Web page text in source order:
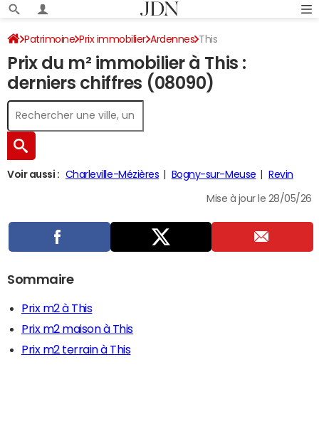
Patrimoine Prix immobilier Ardennes This
Prix du m² immobilier à This :
derniers chiffres (08090)
Voir aussi : Charleville-Mézières Bogny-sur-Meuse Revin
Mise à jour le 28/05/26
Sommaire
Prix m2 à This
Prix m2 maison à This
Prix m2 terrain à This